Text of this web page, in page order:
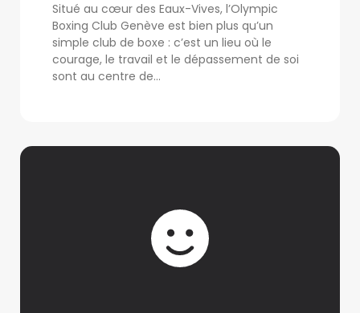
Situé au cœur des Eaux-Vives, l’Olympic
Boxing Club Genève est bien plus qu’un
simple club de boxe : c’est un lieu où le
courage, le travail et le dépassement de soi
sont au centre de...